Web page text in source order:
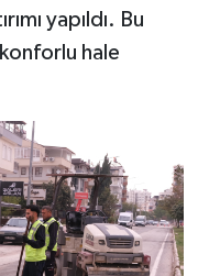
yapıldı. Bu
hale